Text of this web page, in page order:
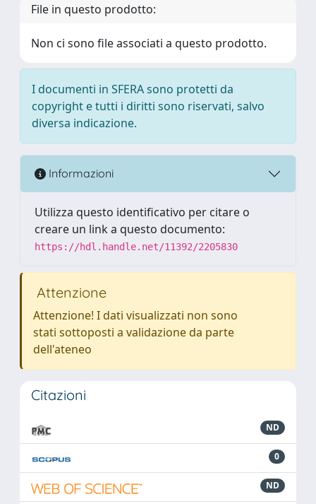
File in questo prodotto:
Non ci sono file associati a questo prodotto.
I documenti in SFERA sono protetti da
copyright e tutti i diritti sono riservati, salvo
diversa indicazione.
Informazioni
Utilizza questo identificativo per citare o
creare un link a questo documento:
https://hdl.handle.net/11392/2205830
Attenzione
Attenzione! I dati visualizzati non sono
stati sottoposti a validazione da parte
dell'ateneo
Citazioni
ND
0
ND